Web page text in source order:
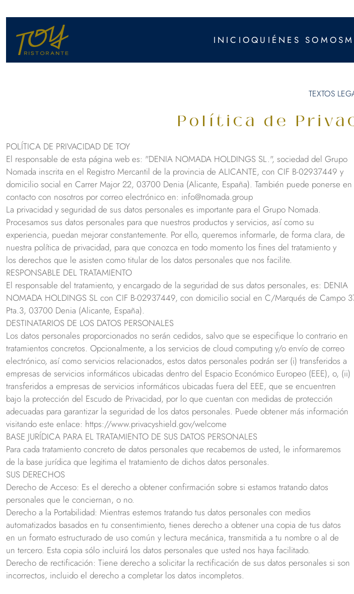
INICIOQUIÉNES SOMOS
TEXTOS
Política de
POLÍTICA DE PRIVACIDAD DE TOY
El responsable de esta página web es: "DENIA NOMADA HOLDINGS SL.", sociedad del Grupo
Nomada inscrita en el Registro Mercantil de la provincia de ALICANTE, con CIF B-02937449 y
domicilio social en Carrer Major 22, 03700 Denia (Alicante, España). También puede ponerse en
contacto con nosotros por correo electrónico en: info@nomada.group
La privacidad y seguridad de sus datos personales es importante para el Grupo Nomada.
Procesamos sus datos personales para que nuestros productos y servicios, así como su
experiencia, puedan mejorar constantemente. Por ello, queremos informarle, de forma clara, de
nuestra política de privacidad, para que conozca en todo momento los fines del tratamiento y
los derechos que le asisten como titular de los datos personales que nos facilite.
RESPONSABLE DEL TRATAMIENTO
El responsable del tratamiento, y encargado de la seguridad de sus datos personales, es: DENIA
NOMADA HOLDINGS SL con CIF B-02937449, con domicilio social en C/Marqués de Campo
Pta.3, 03700 Denia (Alicante, España).
DESTINATARIOS DE LOS DATOS PERSONALES
Los datos personales proporcionados no serán cedidos, salvo que se especifique lo contrario en
tratamientos concretos. Opcionalmente, a los servicios de cloud computing y/o envío de correo
electrónico, así como servicios relacionados, estos datos personales podrán ser (i) transferidos a
empresas de servicios informáticos ubicadas dentro del Espacio Económico Europeo (EEE), o, (ii)
transferidos a empresas de servicios informáticos ubicadas fuera del EEE, que se encuentren
bajo la protección del Escudo de Privacidad, por lo que cuentan con medidas de protección
adecuadas para garantizar la seguridad de los datos personales. Puede obtener más información
visitando este enlace: https://www.privacyshield.gov/welcome
BASE JURÍDICA PARA EL TRATAMIENTO DE SUS DATOS PERSONALES
Para cada tratamiento concreto de datos personales que recabemos de usted, le informaremos
de la base jurídica que legitima el tratamiento de dichos datos personales.
SUS DERECHOS
Derecho de Acceso: Es el derecho a obtener confirmación sobre si estamos tratando datos
personales que le conciernan, o no.
Derecho a la Portabilidad: Mientras estemos tratando tus datos personales con medios
automatizados basados en tu consentimiento, tienes derecho a obtener una copia de tus datos
en un formato estructurado de uso común y lectura mecánica, transmitida a tu nombre o al de
un tercero. Esta copia sólo incluirá los datos personales que usted nos haya facilitado.
Derecho de rectificación: Tiene derecho a solicitar la rectificación de sus datos personales si son
incorrectos, incluido el derecho a completar los datos incompletos.